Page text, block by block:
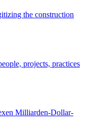
the construction
projects, practices
Milliarden-Dollar-